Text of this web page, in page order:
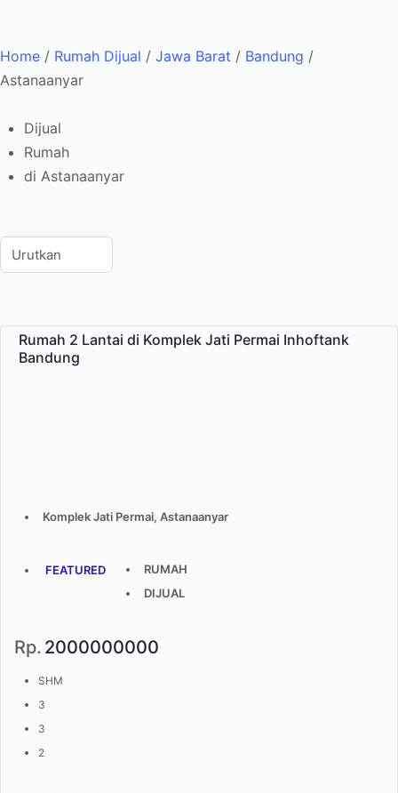
Home / Rumah Dijual / Jawa Barat / Bandung /
Astanaanyar
Dijual
Rumah
di Astanaanyar
Rumah 2 Lantai di Komplek Jati Permai Inhoftank
Bandung
Komplek Jati Permai, Astanaanyar
FEATURED
RUMAH
DIJUAL
Rp. 2000000000
SHM
3
3
2